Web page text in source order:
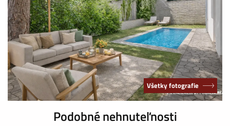
Všetky fotografie
Podobné nehnuteľnosti